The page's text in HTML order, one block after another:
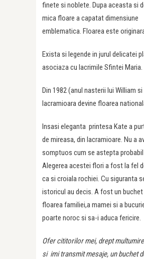
finete si noblete. Dupa aceasta si
mica floare a capatat dimensiune
emblematica. Floarea este
Exista si legende in jurul delicatei
asociaza cu lacrimile Sfintei Maria.
Din 1982 (anul nasterii lui William
lacramioara devine floarea
Insasi eleganta printesa Kate a
de mireasa, din lacramioare. Nu a
somptuos cum se astepta
Alegerea acestei flori a fost la fel
ca si croiala rochiei. Cu siguranta
istoricul au decis. A fost un buchet
floarea familiei,a mamei si a
poarte noroc si sa-i aduca fericire.
Ofer cititorilor mei, drept
si imi transmit mesaje, un buchet